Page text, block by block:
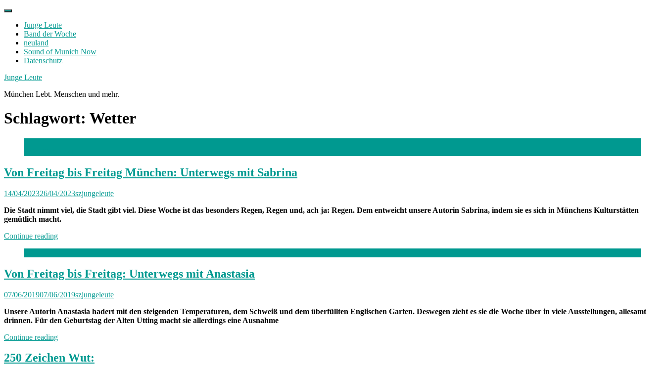
Skip
contentJunge Leute
Band der Woche
neuland
Sound of Munich Now
Datenschutz
Facebook
Twitter
Instagram
Junge Leute
München Lebt. Menschen und mehr.
Schlagwort: Wetter
Von Freitag bis Freitag München: Unterwegs mit Sabrina
14/04/202326/04/2023szjungeleute
Die Stadt nimmt viel, die Stadt gibt viel. Diese Woche ist das besonders Regen, Regen und, ach ja: Regen. Dem entweicht unsere Autorin Sabrina, indem sie es sich in Münchens Kulturstätten
gemütlich macht.
Continue reading„Von
München:
Unterwegs
Sabrina“
Von Freitag bis Freitag: Unterwegs mit Anastasia
07/06/201907/06/2019szjungeleute
Unsere Autorin Anastasia hadert mit den steigenden Temperaturen, dem Schweiß und dem überfüllten Englischen Garten. Deswegen zieht es sie die Woche über in viele Ausstellungen, allesamt
drinnen. Für den Geburtstag der Alten Utting macht sie allerdings eine Ausnahme
Continue reading„Von
bis
Freitag:
250 Zeichen Wut: